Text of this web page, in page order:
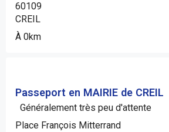
60109
CREIL
À 0km
Passeport en MAIRIE de CREIL
Généralement très peu d'attente
Place François Mitterrand